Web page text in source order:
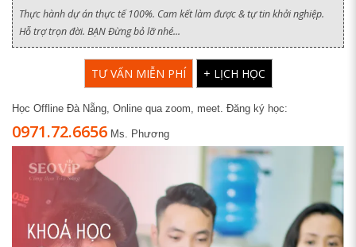
Thực hành dự án thực tế 100%. Cam kết làm được & tự tin khởi nghiệp.
Hỗ trợ trọn đời. BẠN Đừng bỏ lỡ nhé...
TƯ VẤN MIỄN PHÍ + LỊCH HỌC
Học Offline Đà Nẵng, Online qua zoom, meet. Đăng ký học:
0971.72.6656 Ms. Phương